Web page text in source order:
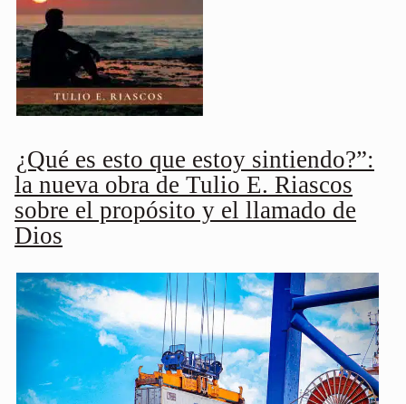
¿Qué es esto que estoy sintiendo?”:
la nueva obra de Tulio E. Riascos
sobre el propósito y el llamado de
Dios